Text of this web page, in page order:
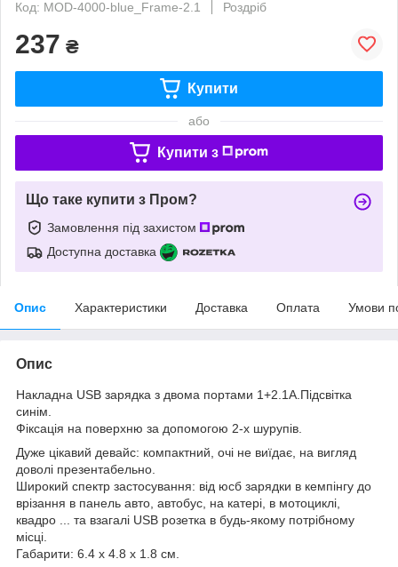
Код: MOD-4000-blue_Frame-2.1
Роздріб
237 ₴
Купити
або
Купити з
Що таке купити з Пром?
Замовлення під захистом
Доступна доставка
Опис Характеристики Доставка Оплата Умови
Опис
Накладна USB зарядка з двома портами 1+2.1А.Підсвітка
синім.
Фіксація на поверхню за допомогою 2-х шурупів.
Дуже цікавий девайс: компактний, очі не виїдає, на вигляд
доволі презентабельно.
Широкий спектр застосування: від юсб зарядки в кемпінгу до
врізання в панель авто, автобус, на катері, в мотоциклі,
квадро ... та взагалі USB розетка в будь-якому потрібному
місці.
Габарити: 6.4 х 4.8 х 1.8 см.